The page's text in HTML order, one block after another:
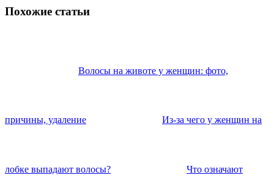
Похожие статьи
Волосы на животе у женщин: фото,
причины, удаление Из-за чего у женщин на
лобке выпадают волосы? Что означают